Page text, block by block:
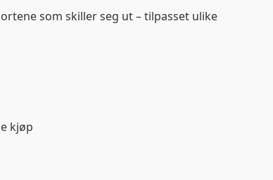
som skiller seg ut – tilpasset ulike
kjøp